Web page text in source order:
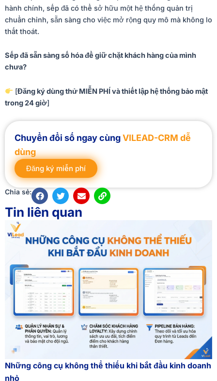
hành chính, sếp đã có thể sở hữu một hệ thống quản trị
chuẩn chỉnh, sẵn sàng cho việc mở rộng quy mô mà không lo
thất thoát.
Sếp đã sẵn sàng số hóa để giữ chặt khách hàng của mình
chưa?
[Đăng ký dùng thử MIỄN PHÍ và thiết lập hệ thống bảo mật
trong 24 giờ]
Chuyển đổi số ngay cùngVILEAD-CRM dễ
dùng
Đăng ký miễn phí
Chia sẻ:
F
a
c
e
o
o
T
w
i
t
r
E
n
v
e
p
e
L
i
Tin liên quan
Những công cụ không thể thiếu khi bắt đầu kinh doanh
nhỏ